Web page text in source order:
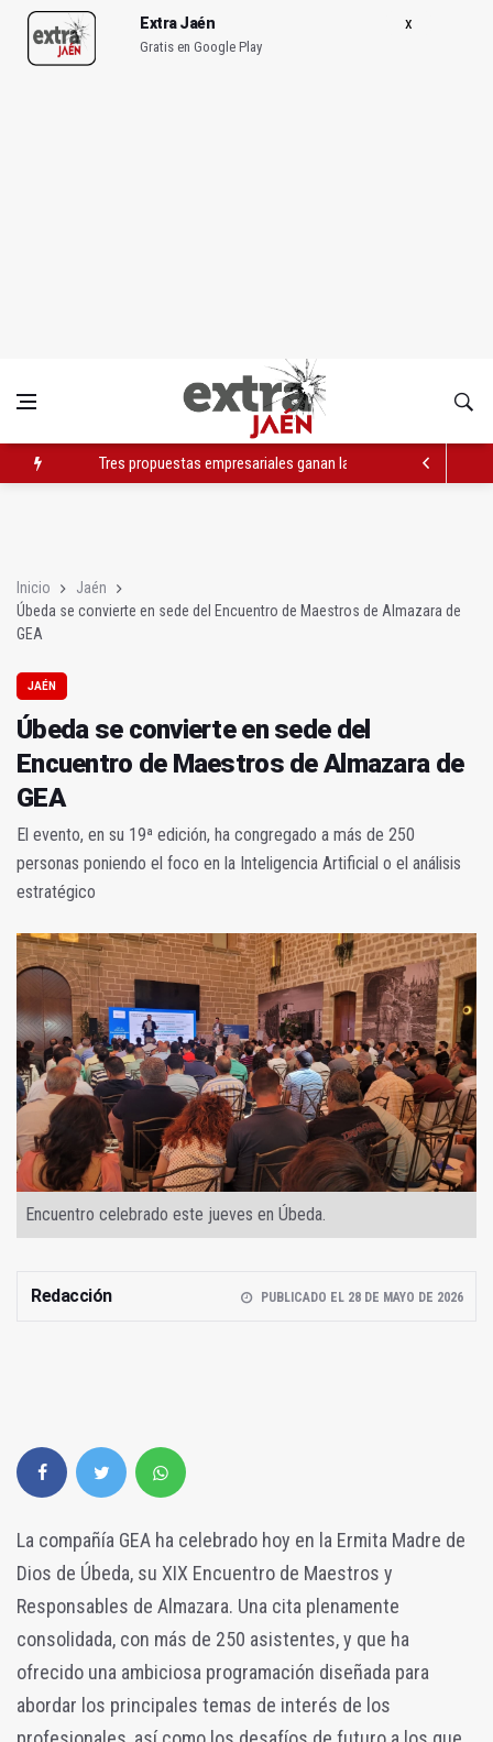
Extra Jaén
Gratis en Google Play
Tres propuestas empresariales ganan la tercera fase de
Inicio
Jaén
Úbeda se convierte en sede del Encuentro de Maestros de Almazara de
GEA
JAÉN
Úbeda se convierte en sede del
Encuentro de Maestros de Almazara de
GEA
El evento, en su 19ª edición, ha congregado a más de 250
personas poniendo el foco en la Inteligencia Artificial o el análisis
estratégico
Encuentro celebrado este jueves en Úbeda.
Redacción PUBLICADO EL 28 DE MAYO DE 2026
La compañía GEA ha celebrado hoy en la Ermita Madre de
Dios de Úbeda, su XIX Encuentro de Maestros y
Responsables de Almazara. Una cita plenamente
consolidada, con más de 250 asistentes, y que ha
ofrecido una ambiciosa programación diseñada para
abordar los principales temas de interés de los